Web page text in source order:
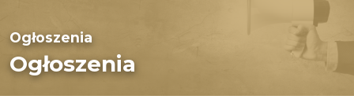
Ogłoszenia
Ogłoszenia